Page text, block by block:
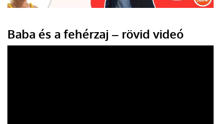
Baba és a fehérzaj – rövid videó